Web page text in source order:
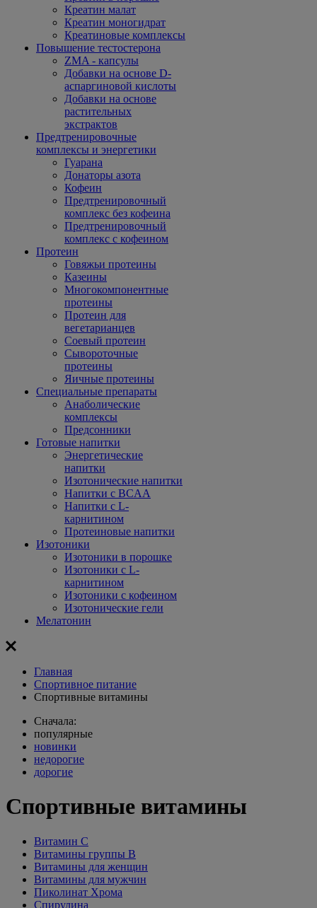
Креатин малат
Креатин моногидрат
Креатиновые комплексы
Повышение тестостерона
ZMA - капсулы
Добавки на основе D-
аспаргиновой кислоты
Добавки на основе
растительных
экстрактов
Предтренировочные
комплексы и энергетики
Гуарана
Донаторы азота
Кофеин
Предтренировочный
комплекс без кофеина
Предтренировочный
комплекс с кофеином
Протеин
Говяжьи протеины
Казеины
Многокомпонентные
протеины
Протеин для
вегетарианцев
Соевый протеин
Сывороточные
протеины
Яичные протеины
Специальные препараты
Анаболические
комплексы
Предсонники
Готовые напитки
Энергетические
напитки
Изотонические напитки
Напитки с BCAA
Напитки с L-
карнитином
Протеиновые напитки
Изотоники
Изотоники в порошке
Изотоники с L-
карнитином
Изотоники с кофеином
Изотонические гели
Мелатонин
Главная
Спортивное питание
Спортивные витамины
Сначала:
популярные
новинки
недорогие
дорогие
Спортивные витамины
Витамин С
Витамины группы В
Витамины для женщин
Витамины для мужчин
Пиколинат Хрома
Спирулина